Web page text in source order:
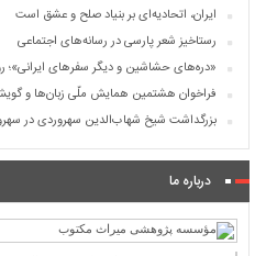
ایران، اتحادیه‌ای بر بنیاد صلح و عشق است
رستاخیز شعر پارسی در رسانه‌های اجتماعی
«دره‌های حشاشین و دیگر سفرهای ایرانی»؛
فراخوان هشتمین همایش ملّی زبان‌ها و
بزرگداشت شیخ شهاب‌الدین سهروردی در
درباره ما